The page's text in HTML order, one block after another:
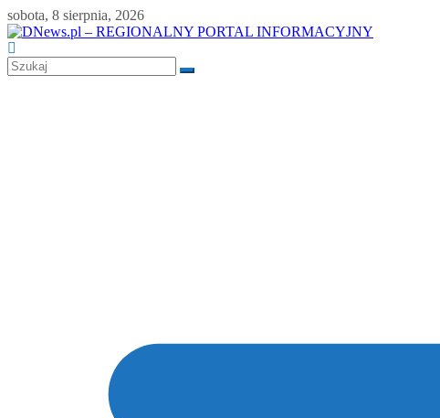
Skip
to
content
sobota, 8 sierpnia, 2026